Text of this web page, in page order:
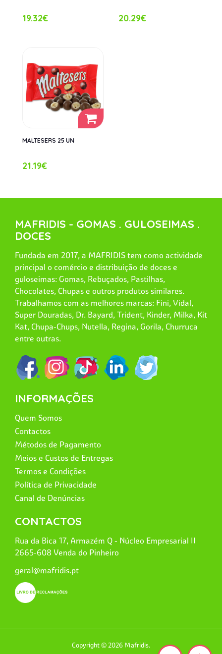
19.32€ 20.29€
MALTESERS 25 UN
21.19€
MAFRIDIS - GOMAS . GULOSEIMAS .
DOCES
Fundada em 2017, a MAFRIDIS tem como actividade
principal o comércio e distribuição de doces e
guloseimas: Gomas, Rebuçados, Pastilhas,
Chocolates, Chupas e outros produtos similares.
Trabalhamos com as melhores marcas: Fini, Vidal,
Super Douradas, Dr. Bayard, Trident, Kinder, Milka, Kit
Kat, Chupa-Chups, Nutella, Regina, Gorila, Churruca
entre outras.
INFORMAÇÕES
Quem Somos
Contactos
Métodos de Pagamento
Meios e Custos de Entregas
Termos e Condições
Política de Privacidade
Canal de Denúncias
CONTACTOS
Rua da Bica 17, Armazém Q - Núcleo Empresarial II
2665-608 Venda do Pinheiro
geral@mafridis.pt
Copyright © 2026 Mafridis.